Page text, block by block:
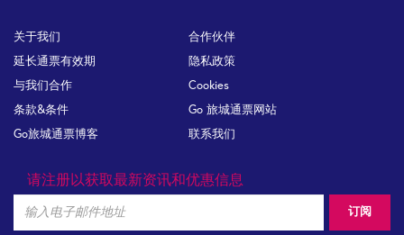
关于我们 合作伙伴
延长通票有效期 隐私政策
与我们合作 Cookies
条款&条件 Go 旅城通票网站
Go旅城通票博客 联系我们
请注册以获取最新资讯和优惠信息
订阅